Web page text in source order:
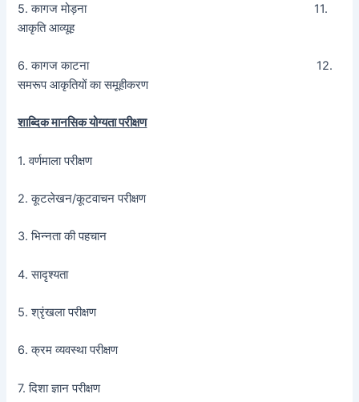
5. कागज मोड़ना 11.
आकृति आव्यूह
6. कागज काटना 12.
समरूप आकृतियों का समूहीकरण
शाब्दिक मानसिक योग्यता परीक्षण
1. वर्णमाला परीक्षण
2. कूटलेखन/कूटवाचन परीक्षण
3. भिन्नता की पहचान
4. सादृश्यता
5. श्रृंखला परीक्षण
6. क्रम व्यवस्था परीक्षण
7. दिशा ज्ञान परीक्षण